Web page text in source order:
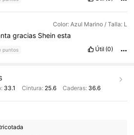
Color: Azul Marino / Talla: L
gracias Sheinesta
puntos Útil (0)
33.1 Cintura: 25.6 Caderas: 36.6